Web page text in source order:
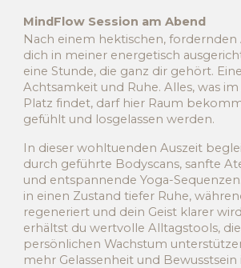
MindFlow Session am Abend
Nach einem hektischen,
dich in meiner energetisch
eine Stunde, die ganz dir gehört.
Achtsamkeit und Ruhe. Alles, was
Platz findet, darf hier Raum
gefühlt und losgelassen werden.
In dieser wohltuenden Auszeit
durch geführte Bodyscans, sanfte
und entspannende Yoga-
in einen Zustand tiefer Ruhe,
regeneriert und dein Geist klarer
erhältst du wertvolle Alltagstools,
persönlichen Wachstum
mehr Gelassenheit und